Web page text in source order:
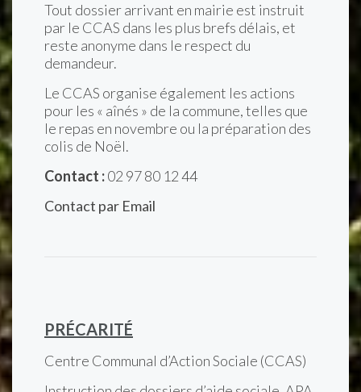
Tout dossier arrivant en mairie est instruit
par le CCAS dans les plus brefs délais, et
reste anonyme dans le respect du
demandeur.
Le CCAS organise également les actions
pour les « aînés » de la commune, telles que
le repas en novembre ou la préparation des
colis de Noël.
Contact :02 97 80 12 44
Contact par Email
PRÉCARITÉ
Centre Communal d’Action Sociale (CCAS)